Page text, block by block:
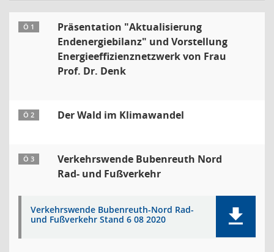
Ö 1
Präsentation "Aktualisierung
Endenergiebilanz" und Vorstellung
Energieeffizienznetzwerk von Frau
Prof. Dr. Denk
Ö 2 Der Wald im Klimawandel
Ö 3
Verkehrswende Bubenreuth Nord
Rad- und Fußverkehr
Verkehrswende Bubenreuth-Nord Rad-
und Fußverkehr Stand 6 08 2020